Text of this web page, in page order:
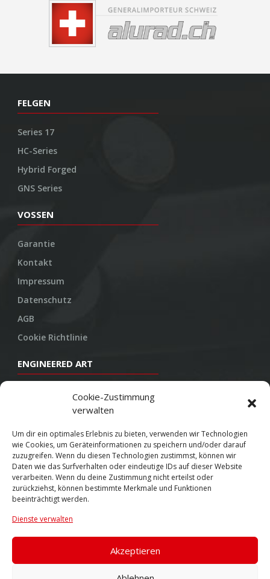
Cookie-Zustimmung
verwalten
Um dir ein optimales Erlebnis zu bieten, verwenden wir Technologien
wie Cookies, um Geräteinformationen zu speichern und/oder darauf
zuzugreifen. Wenn du diesen Technologien zustimmst, können wir
Daten wie das Surfverhalten oder eindeutige IDs auf dieser Website
verarbeiten. Wenn du deine Zustimmung nicht erteilst oder
zurückziehst, können bestimmte Merkmale und Funktionen
beeinträchtigt werden.
Dienste verwalten
Akzeptieren
FELGEN
Series 17
HC-Series
Hybrid Forged
GNS Series
VOSSEN
Garantie
Kontakt
Impressum
Datenschutz
AGB
Cookie Richtlinie
ENGINEERED ART
Konstruktion
Herstellung
Endbearbeitung
SOCIAL
Youtube
Twitter